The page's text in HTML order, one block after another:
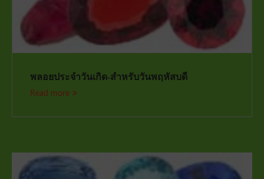
พลอยประจำวันเกิด-สำหรับวันพฤหัสบดี
Read more